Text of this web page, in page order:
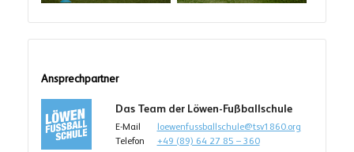
Ansprechpartner
Das Team der Löwen-Fußballschule
E-Mail
loewenfussballschule@tsv1860.org
Telefon
+49 (89) 64 27 85 – 360